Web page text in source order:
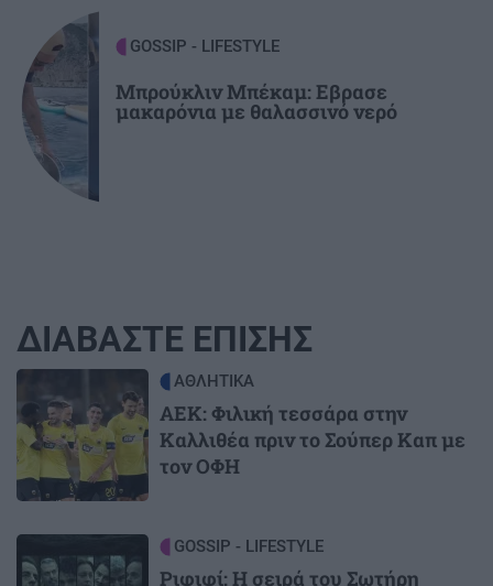
GOSSIP - LIFESTYLE
Μπρούκλιν Μπέκαμ: Εβρασε
μακαρόνια με θαλασσινό νερό
ΔΙΑΒΑΣΤΕ ΕΠΙΣΗΣ
ΑΘΛΗΤΙΚΑ
ΑΕΚ: Φιλική τεσσάρα στην
Καλλιθέα πριν το Σούπερ Καπ με
τον ΟΦΗ
GOSSIP - LIFESTYLE
Ριφιφί: Η σειρά του Σωτήρη